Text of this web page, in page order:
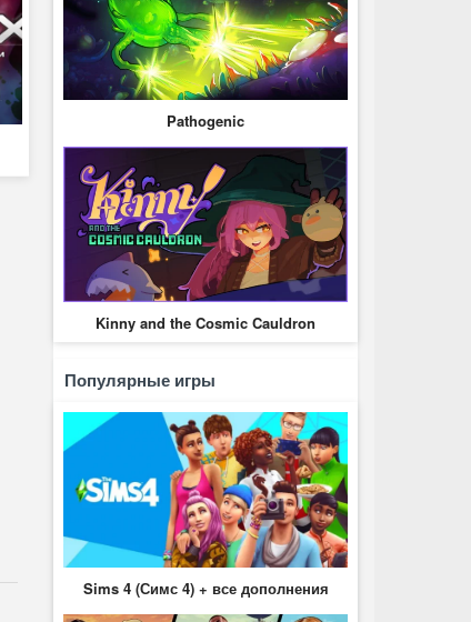
Pathogenic
Kinny and the Cosmic Cauldron
Популярные игры
Sims 4 (Симс 4) + все дополнения